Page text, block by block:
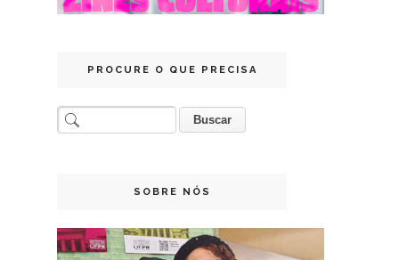
PROCURE O QUE PRECISA
SOBRE NÓS